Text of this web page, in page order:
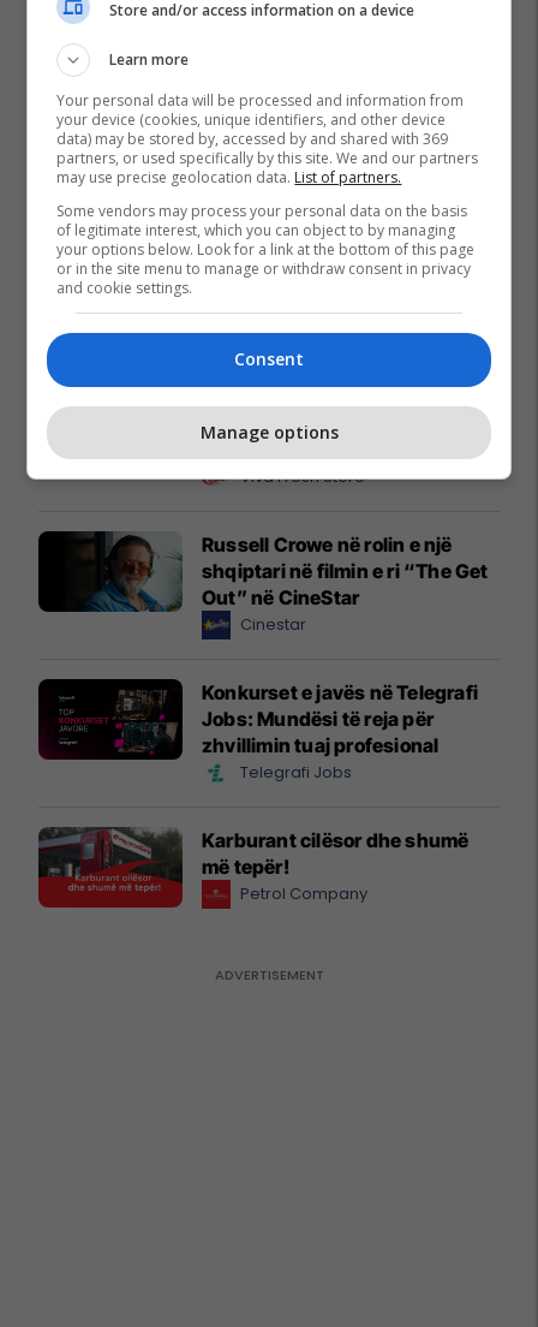
Promo
Një histori që rritet bashkë me
familjet tona
Viva Fresh Store
Russell Crowe në rolin e një
shqiptari në filmin e ri “The Get
Out” në CineStar
Cinestar
Konkurset e javës në Telegrafi
Jobs: Mundësi të reja për
zhvillimin tuaj profesional
Telegrafi Jobs
Karburant cilësor dhe shumë
më tepër!
Petrol Company
Store and/or access information on a device
Learn more
Your personal data will be processed and information from
your device (cookies, unique identifiers, and other device
data) may be stored by, accessed by and shared with 369
partners, or used specifically by this site. We and our partners
may use precise geolocation data. List of partners.
Some vendors may process your personal data on the basis
of legitimate interest, which you can object to by managing
your options below. Look for a link at the bottom of this page
or in the site menu to manage or withdraw consent in privacy
and cookie settings.
Consent
Manage options